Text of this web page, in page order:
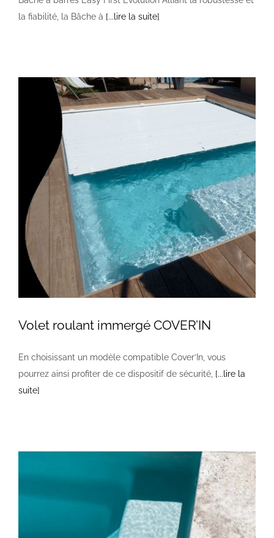
la fiabilité, la Bâche à [...lire la suite]
Volet roulant immergé COVER’IN
En choisissant un modèle compatible Cover’In, vous
pourrez ainsi profiter de ce dispositif de sécurité, [...lire la
suite]